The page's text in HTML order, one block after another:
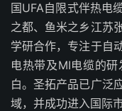
国UFA自限式伴热电
之都、鱼米之乡江苏
学研合作，专注于自
电热带及MI电缆的
白。圣拓产品已广泛
域，并成功进入国际市